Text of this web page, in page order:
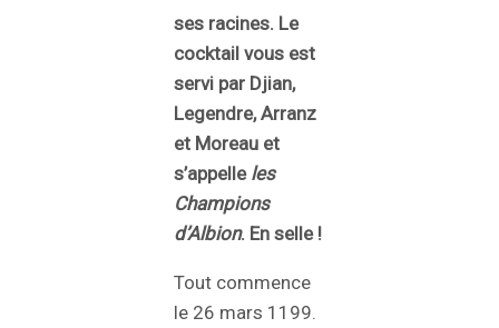
ses racines. Le
cocktail vous est
servi par Djian,
Legendre, Arranz
et Moreau et
s’appelle les
Champions
d’Albion. En selle !
Tout commence
le 26 mars 1199.